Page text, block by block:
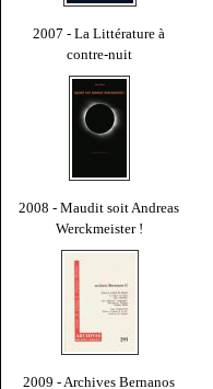
2007 - La Littérature à
contre-nuit
2008 - Maudit soit Andreas
Werckmeister !
2009 - Archives Bernanos